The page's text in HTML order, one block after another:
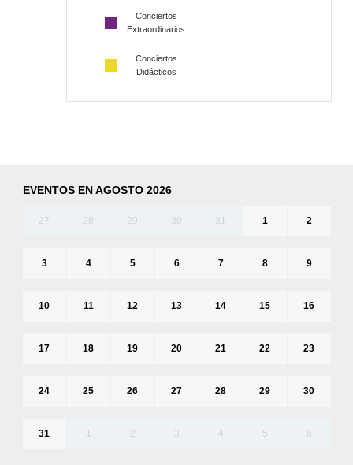
Conciertos
Extraordinarios
Conciertos
Didácticos
EVENTOS EN AGOSTO 2026
27 28 29 30 31 1 2
3 4 5 6 7 8 9
10 11 12 13 14 15 16
17 18 19 20 21 22 23
24 25 26 27 28 29 30
31 1 2 3 4 5 6